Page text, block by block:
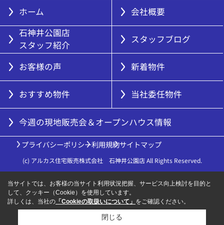
ホーム
会社概要
石神井公園店
スタッフ紹介
スタッフブログ
お客様の声 新着物件
おすすめ物件 当社委任物件
今週の現地販売会＆オープンハウス情報
プライバシーポリシー利用規約サイトマップ
(c) アルカス住宅販売株式会社 石神井公園店 All Rights Reserved.
当サイトでは、お客様の当サイト利用状況把握、サービス向上検討を目的と
して、クッキー（Cookie）を使用しています。
詳しくは、当社の 「Cookieの取扱いについて」 をご確認ください。
閉じる